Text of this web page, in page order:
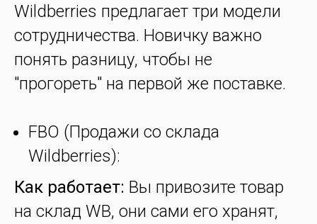
Wildberries предлагает три модели
сотрудничества. Новичку важно
понять разницу, чтобы не
"прогореть" на первой же поставке.
FBO (Продажи со склада
Wildberries):
Как работает: Вы привозите товар
на склад WB, они сами его хранят,